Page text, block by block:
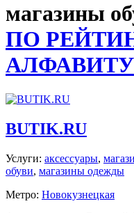
магазины
ПО
АЛФАВИТУ
BUTIK.RU
Услуги: аксессуары,
обуви, магазины одежды
Метро: Новокузнецкая